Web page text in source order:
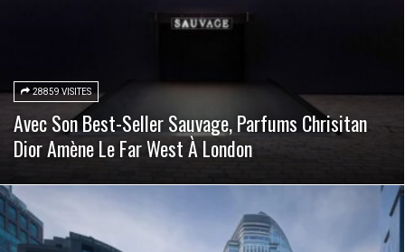
28859 VISITES
Avec Son Best-Seller Sauvage, Parfums Chrisitan
Dior Amène Le Far West À London